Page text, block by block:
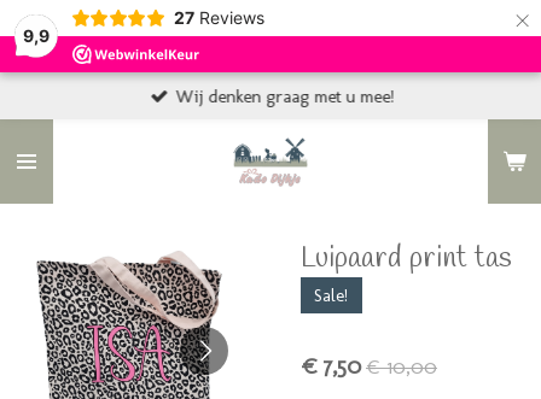
9,9
27 Reviews ×
Wij denken graag met u mee!
Luipaard print tas
Sale!
€ 7,50 € 10,00